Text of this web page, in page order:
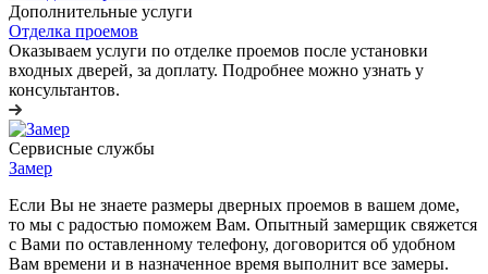
Дополнительные услуги
Отделка проемов
Оказываем услуги по отделке проемов после установки
входных дверей, за доплату. Подробнее можно узнать у
консультантов.
Сервисные службы
Замер
Если Вы не знаете размеры дверных проемов в вашем доме,
то мы с радостью поможем Вам. Опытный замерщик свяжется
с Вами по оставленному телефону, договорится об удобном
Вам времени и в назначенное время выполнит все замеры.